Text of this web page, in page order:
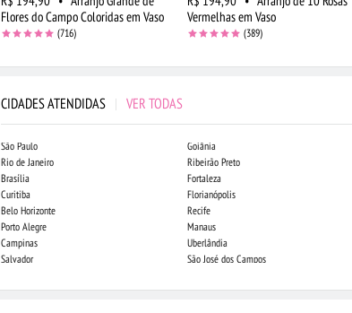
Flores do Campo Coloridas em Vaso
(716)
Vermelhas em Vaso
(389)
CIDADES ATENDIDAS | VER TODAS
São Paulo
Rio de Janeiro
Brasília
Curitiba
Belo Horizonte
Porto Alegre
Campinas
Salvador
Goiânia
Ribeirão Preto
Fortaleza
Florianópolis
Recife
Manaus
Uberlândia
São José dos Campos